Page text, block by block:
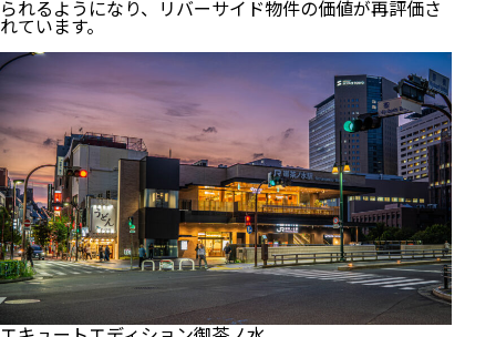
られるようになり、リバーサイド物件の価値が再評価さ
れています。